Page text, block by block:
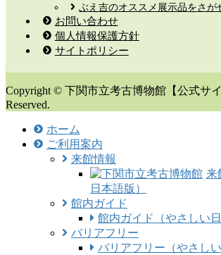
ぶえ吉のオススメ展示品をさが
お問い合わせ
個人情報保護方針
サイトポリシー
Copyright © 下関市立考古博物館【公式サ
Reserved.
ホーム
ご利用案内
来館情報
来
日本語版）
館内ガイド
館内ガイド（やさしい日
バリアフリー
バリアフリー（やさしい